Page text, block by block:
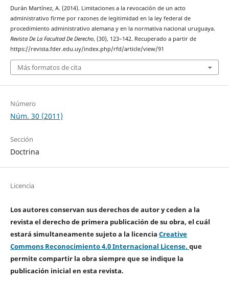
Durán Martínez, A. (2014). Limitaciones a la revocación de un acto
administrativo firme por razones de legitimidad en la ley federal de
procedimiento administrativo alemana y en la normativa nacional uruguaya.
Revista De La Facultad De Derecho, (30), 123–142. Recuperado a partir de
https://revista.fder.edu.uy/index.php/rfd/article/view/91
Más formatos de cita
Número
Núm. 30 (2011)
Sección
Doctrina
Licencia
Los autores conservan sus derechos de autor y ceden a la
revista el derecho de primera publicación de su obra, el cuál
estará simultaneamente sujeto a la licencia Creative
Commons Reconocimiento 4.0 Internacional License. que
permite compartir la obra siempre que se indique la
publicación inicial en esta revista.